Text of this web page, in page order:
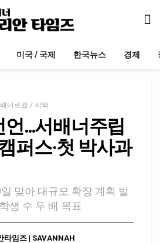
미국 / 국제 한국뉴스 경제
너로컬 / 지역
언…서배너주립
퍼스·첫 박사과
맞아 대규모 확장 계획 발
생 수 두 배 목표
타임즈 | SAVANNAH